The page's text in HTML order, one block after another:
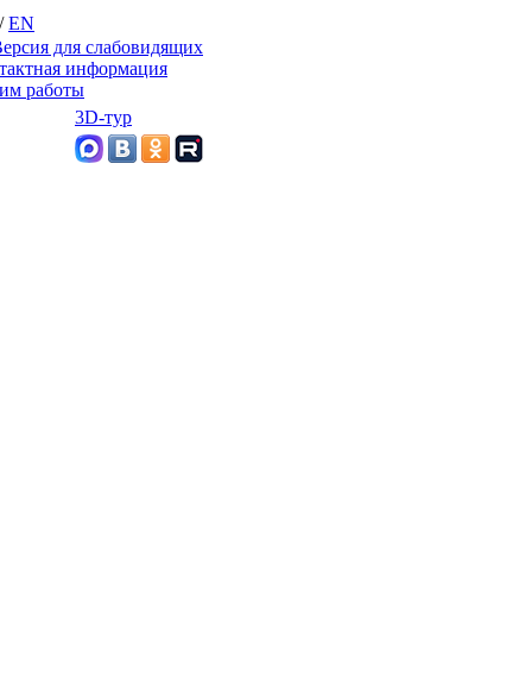
EN
для слабовидящих
информация
работы
3D-тур